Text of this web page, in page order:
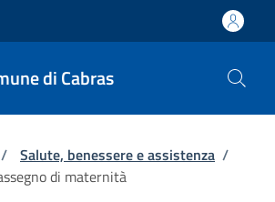
di Cabras
pane
/ Salute, benessere e assistenza /
di maternità